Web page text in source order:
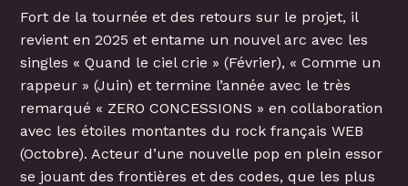
Fort de la tournée et des retours sur le projet, il
revient en 2025 et entame un nouvel arc avec les
singles « Quand le ciel crie » (Février), « Comme un
rappeur » (Juin) et termine l’année avec le très
remarqué « ZERO CONCESSIONS » en collaboration
avec les étoiles montantes du rock français WEB
(Octobre). Acteur d’une nouvelle pop en plein essor
se jouant des frontières et des codes, que les plus